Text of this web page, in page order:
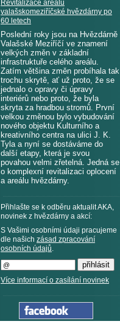
Revitalizace areálu
valašskomeziříčské hvězdárny po
60 letech
Poslední roky jsou na Hvězdárně
Valašské Meziříčí ve znamení
velkých změn v základní
infrastruktuře celého areálu.
Zatím většina změn probíhala tak
trochu skrytě, ať už proto, že se
jednalo o opravy či úpravy
interiérů nebo proto, že byla
skryta za hradbou stromů. První
velkou změnou bylo vybudování
nového objektu Kulturního a
kreativního centra na ulici J. K.
Tyla a nyní se dostáváme do
další etapy, která je svou
povahou velmi zřetelná. Jedná se
o komplexní revitalizaci oplocení
a areálu hvězdárny.
Přihlašte se k odběru aktualit AKA,
novinek z hvězdárny a akcí:
S Vašimi osobními údaji pracujeme
dle našich zásad zpracování
osobních údajů.
Více informací o zasílání novinek